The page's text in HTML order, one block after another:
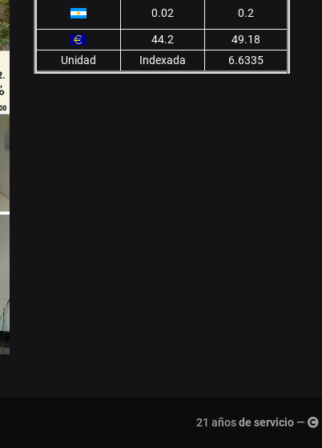
0.02
0.2
44.2
49.18
Unidad
Indexada 6.6335
21 añosde servicio —